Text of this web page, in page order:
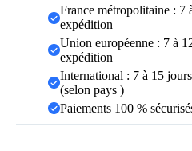
France métropolitaine : 7
expédition
Union européenne : 7 à
expédition
International : 7 à 15
(selon pays )
Paiements 100 %